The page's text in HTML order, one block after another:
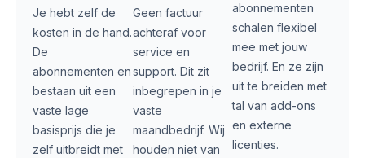
Je hebt zelf de
kosten in de hand.
De
abonnementen en
bestaan uit een
vaste lage
basisprijs die je
zelf uitbreidt met
Geen factuur
achteraf voor
service en
support. Dit zit
inbegrepen in je
vaste
maandbedrijf. Wij
houden niet van
abonnementen
schalen flexibel
mee met jouw
bedrijf. En ze zijn
uit te breiden met
tal van add-ons
en externe
licenties.